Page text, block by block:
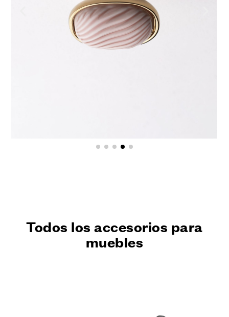
Todos los accesorios para
muebles